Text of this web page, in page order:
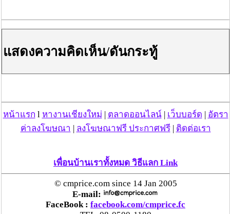
แสดงความคิดเห็น/ดันกระทู้
หน้าแรก l หางานเชียงใหม่ | ตลาดออนไลน์| เว็บบอร์ด | อัตรา
ค่าลงโฆษณา | ลงโฆษณาฟรี ประกาศฟรี| ติดต่อเรา
เพื่อนบ้านเราทั้งหมด วิธีแลก Link
© cmprice.com since 14 Jan 2005
E-mail:
FaceBook : facebook.com/cmprice.fc